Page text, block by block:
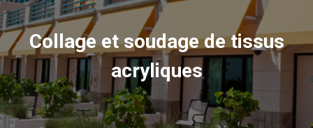
Collage et soudage de tissus
acryliques